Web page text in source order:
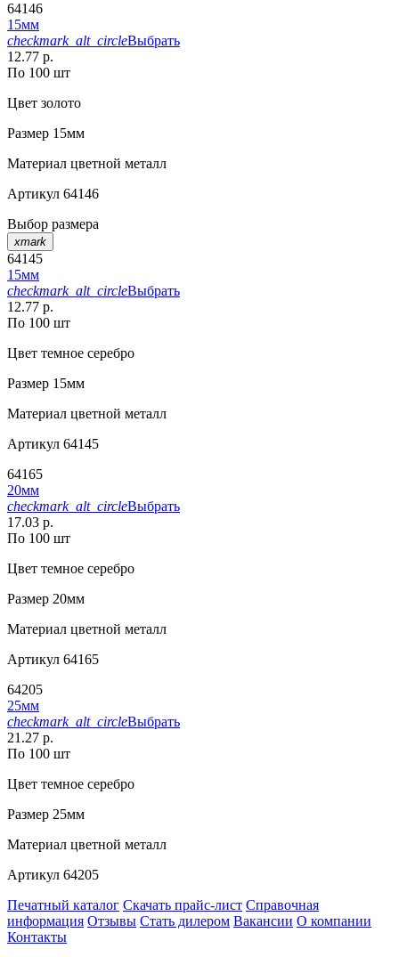
64146
15мм
checkmark_alt_circleВыбрать
12.77 р.
По 100 шт
Цвет золото
Размер 15мм
Материал цветной металл
Артикул 64146
Выбор размера
xmark
64145
15мм
checkmark_alt_circleВыбрать
12.77 р.
По 100 шт
Цвет темное серебро
Размер 15мм
Материал цветной металл
Артикул 64145
64165
20мм
checkmark_alt_circleВыбрать
17.03 р.
По 100 шт
Цвет темное серебро
Размер 20мм
Материал цветной металл
Артикул 64165
64205
25мм
checkmark_alt_circleВыбрать
21.27 р.
По 100 шт
Цвет темное серебро
Размер 25мм
Материал цветной металл
Артикул 64205
Печатный каталог Скачать прайс-лист Справочная
информация Отзывы Стать дилером Вакансии О компании
Контакты